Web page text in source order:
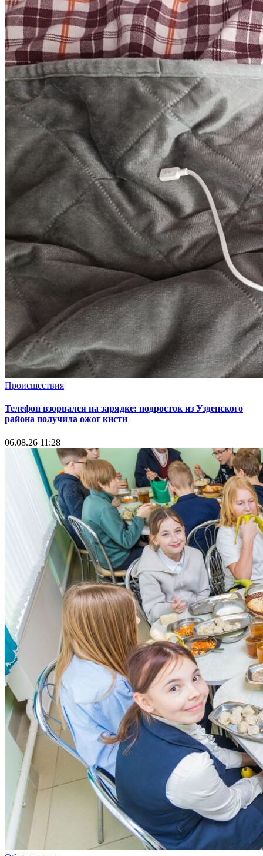
Происшествия
Телефон взорвался на зарядке: подросток из Узденского
района получила ожог кисти
06.08.26 11:28